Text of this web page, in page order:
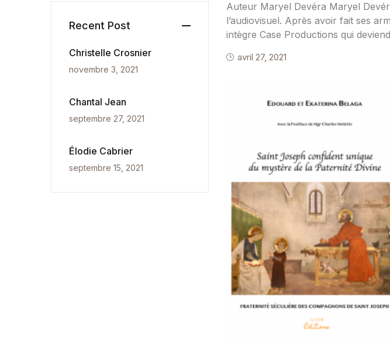
Auteur Maryel Devéra Maryel
l’audiovisuel. Après avoir fait ses
intègre Case Productions qui
avril 27, 2021
Recent Post
Christelle Crosnier
novembre 3, 2021
Chantal Jean
septembre 27, 2021
Élodie Cabrier
septembre 15, 2021